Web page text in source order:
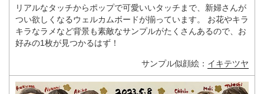
リアルなタッチからポップで可愛いいタッチまで、新婦さんが
つい欲しくなるウェルカムボードが揃っています。 お花やキラ
キラなラメなど背景も素敵なサンプルがたくさんあるので、お
好みの1枚が見つかるはず！
サンプル似顔絵： イキテツヤ